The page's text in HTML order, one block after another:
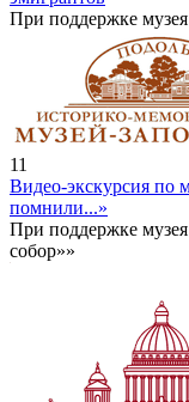
При поддержке
11
Видео-экскурсия по
помнили...»
При поддержке
собор»»